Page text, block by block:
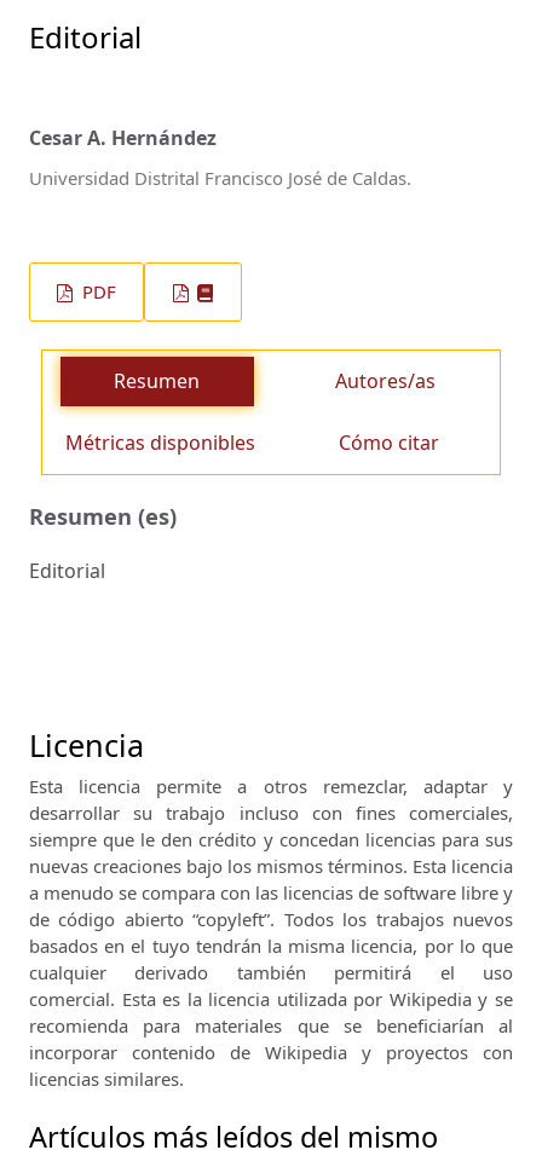
Editorial
Cesar A. Hernández
Universidad Distrital Francisco José de Caldas.
PDF
Resumen Autores/as
Métricas disponibles Cómo citar
Resumen (es)
Editorial
Licencia
Esta licencia permite a otros remezclar, adaptar y
desarrollar su trabajo incluso con fines comerciales,
siempre que le den crédito y concedan licencias para sus
nuevas creaciones bajo los mismos términos. Esta licencia
a menudo se compara con las licencias de software libre y
de código abierto “copyleft”. Todos los trabajos nuevos
basados ​​en el tuyo tendrán la misma licencia, por lo que
cualquier derivado también permitirá el uso
comercial. Esta es la licencia utilizada por Wikipedia y se
recomienda para materiales que se beneficiarían al
incorporar contenido de Wikipedia y proyectos con
licencias similares.
Artículos más leídos del mismo